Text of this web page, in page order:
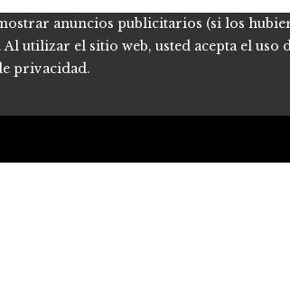
anuncios publicitarios (si los
utilizar el sitio web, usted acepta el uso
privacidad.